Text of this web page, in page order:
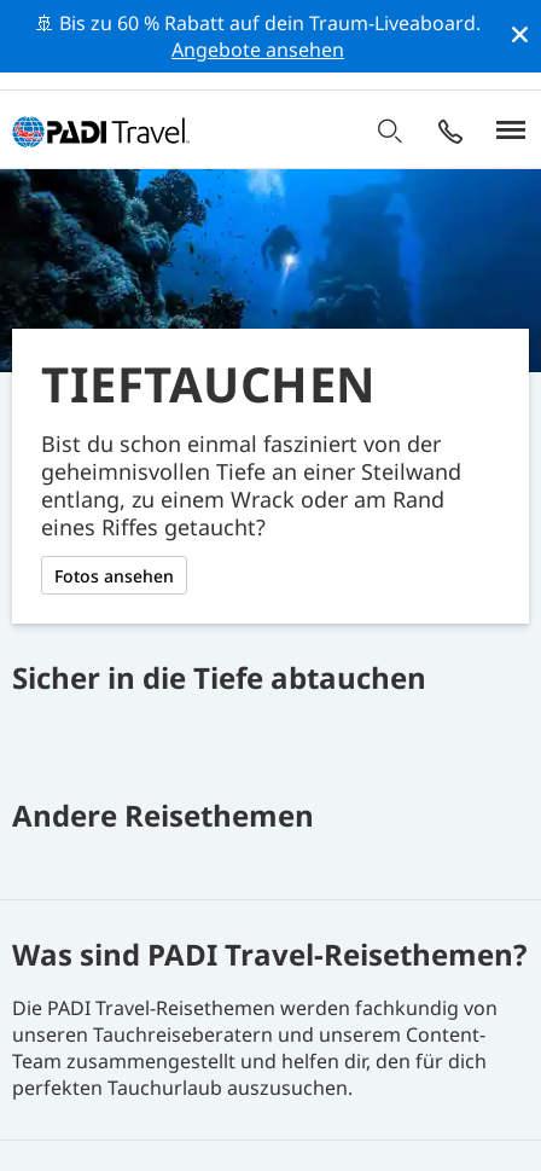
🚢 Bis zu 60 % Rabatt auf dein Traum-Liveaboard.
Angebote ansehen
TIEFTAUCHEN
Bist du schon einmal fasziniert von der
geheimnisvollen Tiefe an einer Steilwand
entlang, zu einem Wrack oder am Rand
eines Riffes getaucht?
Fotos ansehen
Sicher in die Tiefe abtauchen
Andere Reisethemen
Was sind PADI Travel-Reisethemen?
Die PADI Travel-Reisethemen werden fachkundig von
unseren Tauchreiseberatern und unserem Content-
Team zusammengestellt und helfen dir, den für dich
perfekten Tauchurlaub auszusuchen.